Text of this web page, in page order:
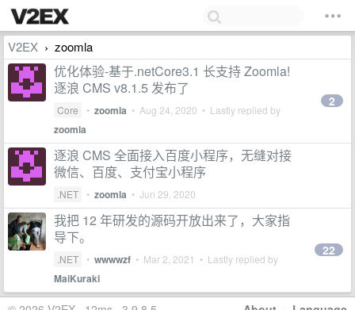
V2EX › zoomla
优化体验-基于.netCore3.1 长支持 Zoomla!
逐浪 CMS v8.1.5 发布了
Core • zoomla • Aug 24, 2020 • Lastly replied by
zoomla
2
逐浪 CMS 全面接入百度小程序，无缝对接
微信、百度、支付宝小程序
.NET • zoomla • Jun 29, 2020
我把 12 年研发的源码开放出来了，大家指
导下。
.NET • wwwwzf • Mar 2, 2021 • Lastly replied by
MaiKuraki
22